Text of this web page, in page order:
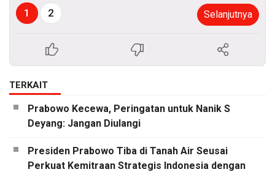
1 2 Selanjutnya
TERKAIT
Prabowo Kecewa, Peringatan untuk Nanik S
Deyang: Jangan Diulangi
Presiden Prabowo Tiba di Tanah Air Seusai
Perkuat Kemitraan Strategis Indonesia dengan